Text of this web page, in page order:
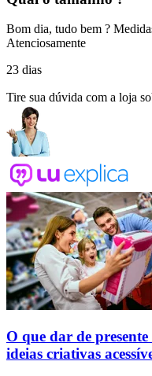
Bom dia, tudo bem ?
Atenciosamente
23 dias
Tire sua dúvida com a loja
O que dar de
ideias criativas